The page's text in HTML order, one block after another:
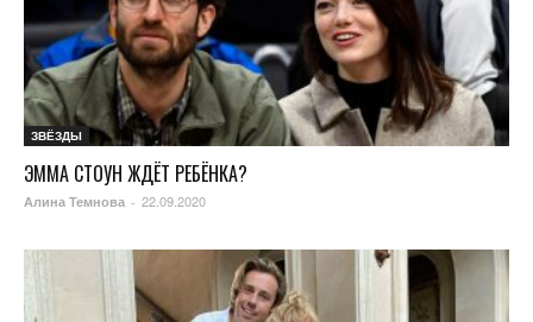
ЗВЁЗДЫ
ЭММА СТОУН ЖДЁТ РЕБЁНКА?
Алина Темнова - 22.09.2020